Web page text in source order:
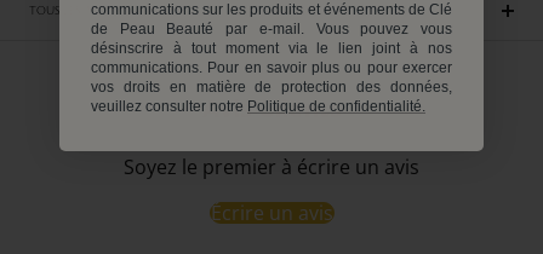
TOUS LES INGRÉDIENTS
Avis Clients
Soyez le premier à écrire un avis
Écrire un avis
communications sur les produits et événements de Clé
de Peau Beauté par e-mail. Vous pouvez vous
désinscrire à tout moment via le lien joint à nos
communications. Pour en savoir plus ou pour exercer
vos droits en matière de protection des données,
veuillez consulter notre Politique de confidentialité.